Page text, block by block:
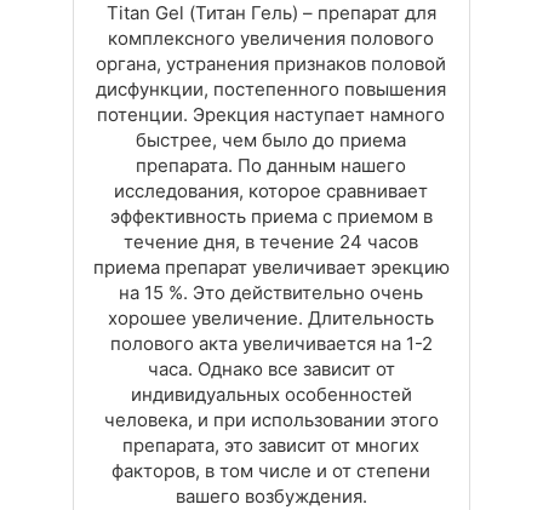
Titan Gel (Титан Гель) – препарат для
комплексного увеличения полового
органа, устранения признаков половой
дисфункции, постепенного повышения
потенции. Эрекция наступает намного
быстрее, чем было до приема
препарата. По данным нашего
исследования, которое сравнивает
эффективность приема с приемом в
течение дня, в течение 24 часов
приема препарат увеличивает эрекцию
на 15 %. Это действительно очень
хорошее увеличение. Длительность
полового акта увеличивается на 1-2
часа. Однако все зависит от
индивидуальных особенностей
человека, и при использовании этого
препарата, это зависит от многих
факторов, в том числе и от степени
вашего возбуждения.